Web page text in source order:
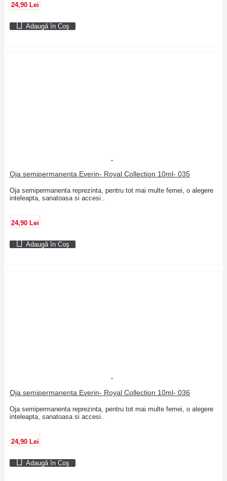
24,90 Lei
Adaugă în Coş
Oja semipermanenta Everin- Royal Collection 10ml- 035
Oja semipermanenta reprezinta, pentru tot mai multe femei, o alegere
inteleapta, sanatoasa si accesi..
24,90 Lei
Adaugă în Coş
Oja semipermanenta Everin- Royal Collection 10ml- 036
Oja semipermanenta reprezinta, pentru tot mai multe femei, o alegere
inteleapta, sanatoasa si accesi..
24,90 Lei
Adaugă în Coş